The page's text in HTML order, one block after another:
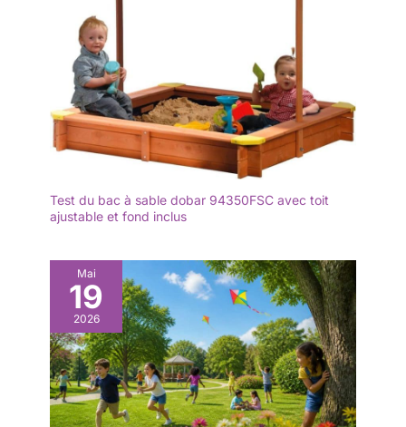
Test du bac à sable dobar 94350FSC avec toit
ajustable et fond inclus
Mai
19
2026